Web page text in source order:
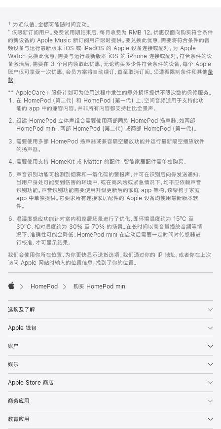
页
页
脚
注
‡ 为近似值。金额可能随时间变动。
⁺ 仅限新订阅用户。免费试用期结束后，每月收费为 RMB 12。优惠仅面向购买符合条件
的新设备的 Apple Music 新订阅用户限时提供。要兑换此优惠，需要将符合条件的音
频设备与运行最新版本 iOS 或 iPadOS 的 Apple 设备连接或配对。为 Apple
Watch 兑换此优惠，需要与运行最新版本 iOS 的 iPhone 连接或配对。符合条件的设
备激活后，需要在 3 个月内领取此优惠。无论购买多少件符合条件的设备，每个 Apple
账户仅可享受一次优惠。会员方案将自动续订，直至取消订阅。须遵循限制条件和其他条
款。
窗
口
中
打
开)
** AppleCare+ 服务计划可为使用过程中发生的意外损坏提供不限次数的保修服务。
在 HomePod (第二代) 和 HomePod (第一代) 上，空间音频适用于支持此功
能的 app 中的兼容内容。并非所有内容都支持杜比全景声。
组建 HomePod 立体声组合需要使用两部同款 HomePod 扬声器，如两部
HomePod mini、两部 HomePod (第二代) 或两部 HomePod (第一代)。
需要使用多部 HomePod 扬声器或兼容隔空播放功能并运行最新隔空播放软件
的扬声器。
需要使用支持 HomeKit 或 Matter 的配件。智能家居配件需单独购买。
声音识别功能可检测到烟雾和一氧化碳的警报声，并可在识别后向你发送通知。
当用户身处可能受到伤害的环境中，或在高风险或紧急情况下，均不应依赖声音
识别功能。声音识别功能需要使用升级更新后的家庭 app 架构，该架构于家庭
app 中单独提供。它要求所有连接家居配件的 Apple 设备均使用最新版本软
件。
温湿度感应功能针对室内和家居场景进行了优化，即环境温度约为 15ºC 至
30ºC、相对湿度约为 30% 至 70% 的场景。在长时间以高音量播放音频等情
况下，准确性可能会降低。HomePod mini 在启动后需要一定时间对传感器进
行校准，才可显示结果。
我们会使用你所在位置，为你更快显示送货选项。我们通过你的 IP 地址，或者你在上次
访问 Apple 网站时输入的位置信息，找到了你的位置。
HomePod 购买 HomePod mini
选购及了解
Apple 钱包
账户
娱乐
Apple Store 商店
商务应用
教育应用